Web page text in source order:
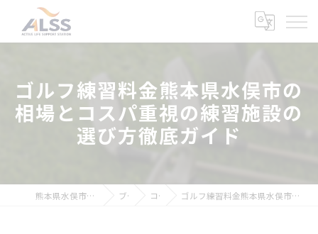
ゴルフ練習料金熊本県水俣市の
相場とコスパ重視の練習施設の
選び方徹底ガイド
熊本県水俣市のインドアゴルフならALSS ブログ コラム ゴルフ練習料金熊本県水俣市の相場とコスパ重視の練習施設の選び方徹底ガイド